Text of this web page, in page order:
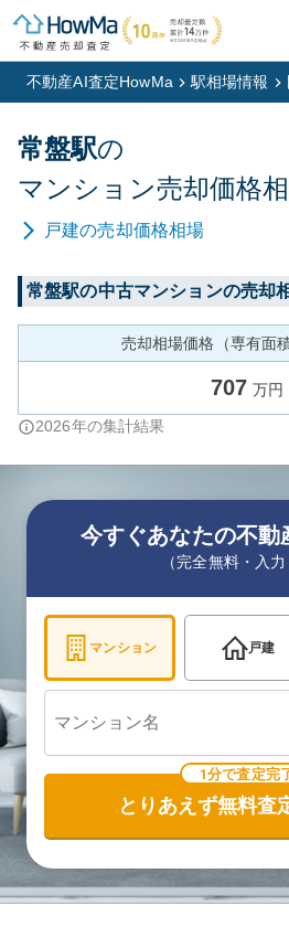
不動産AI査定HowMa 駅相場情報
常盤駅の
マンション売却価格
戸建の売却価格相場
常盤駅の中古マンションの売却
売却相場価格（専有面
707 万円
2026年の集計結果
今すぐあなたの不動
（完全無料・入力
マンション 戸建
1分で査定完
とりあえず無料査